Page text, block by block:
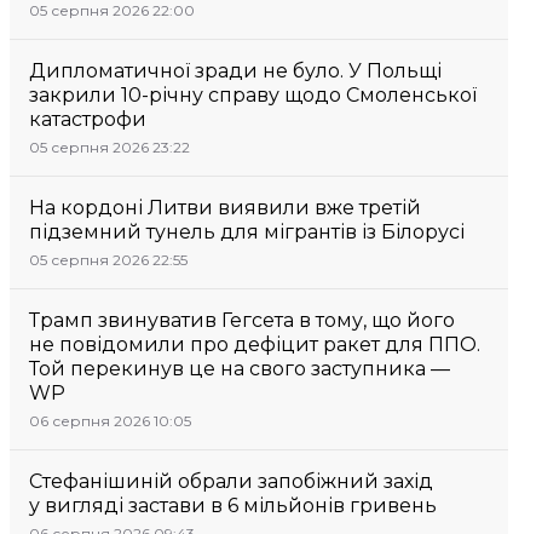
05 серпня 2026 22:00
Дипломатичної зради не було. У Польщі
закрили 10-річну справу щодо Смоленської
катастрофи
05 серпня 2026 23:22
На кордоні Литви виявили вже третій
підземний тунель для мігрантів із Білорусі
05 серпня 2026 22:55
Трамп звинуватив Гегсета в тому, що його
не повідомили про дефіцит ракет для ППО.
Той перекинув це на свого заступника —
WP
06 серпня 2026 10:05
Стефанішиній обрали запобіжний захід
у вигляді застави в 6 мільйонів гривень